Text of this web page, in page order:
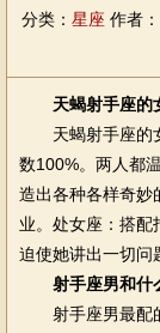
分类： 星座 作者
天蝎射手座的
天蝎射手座的女
数100%。两人都
造出各种各样奇妙
业。处女座：搭配
迫使她讲出一切问
射手座男和什
射手座男最配的